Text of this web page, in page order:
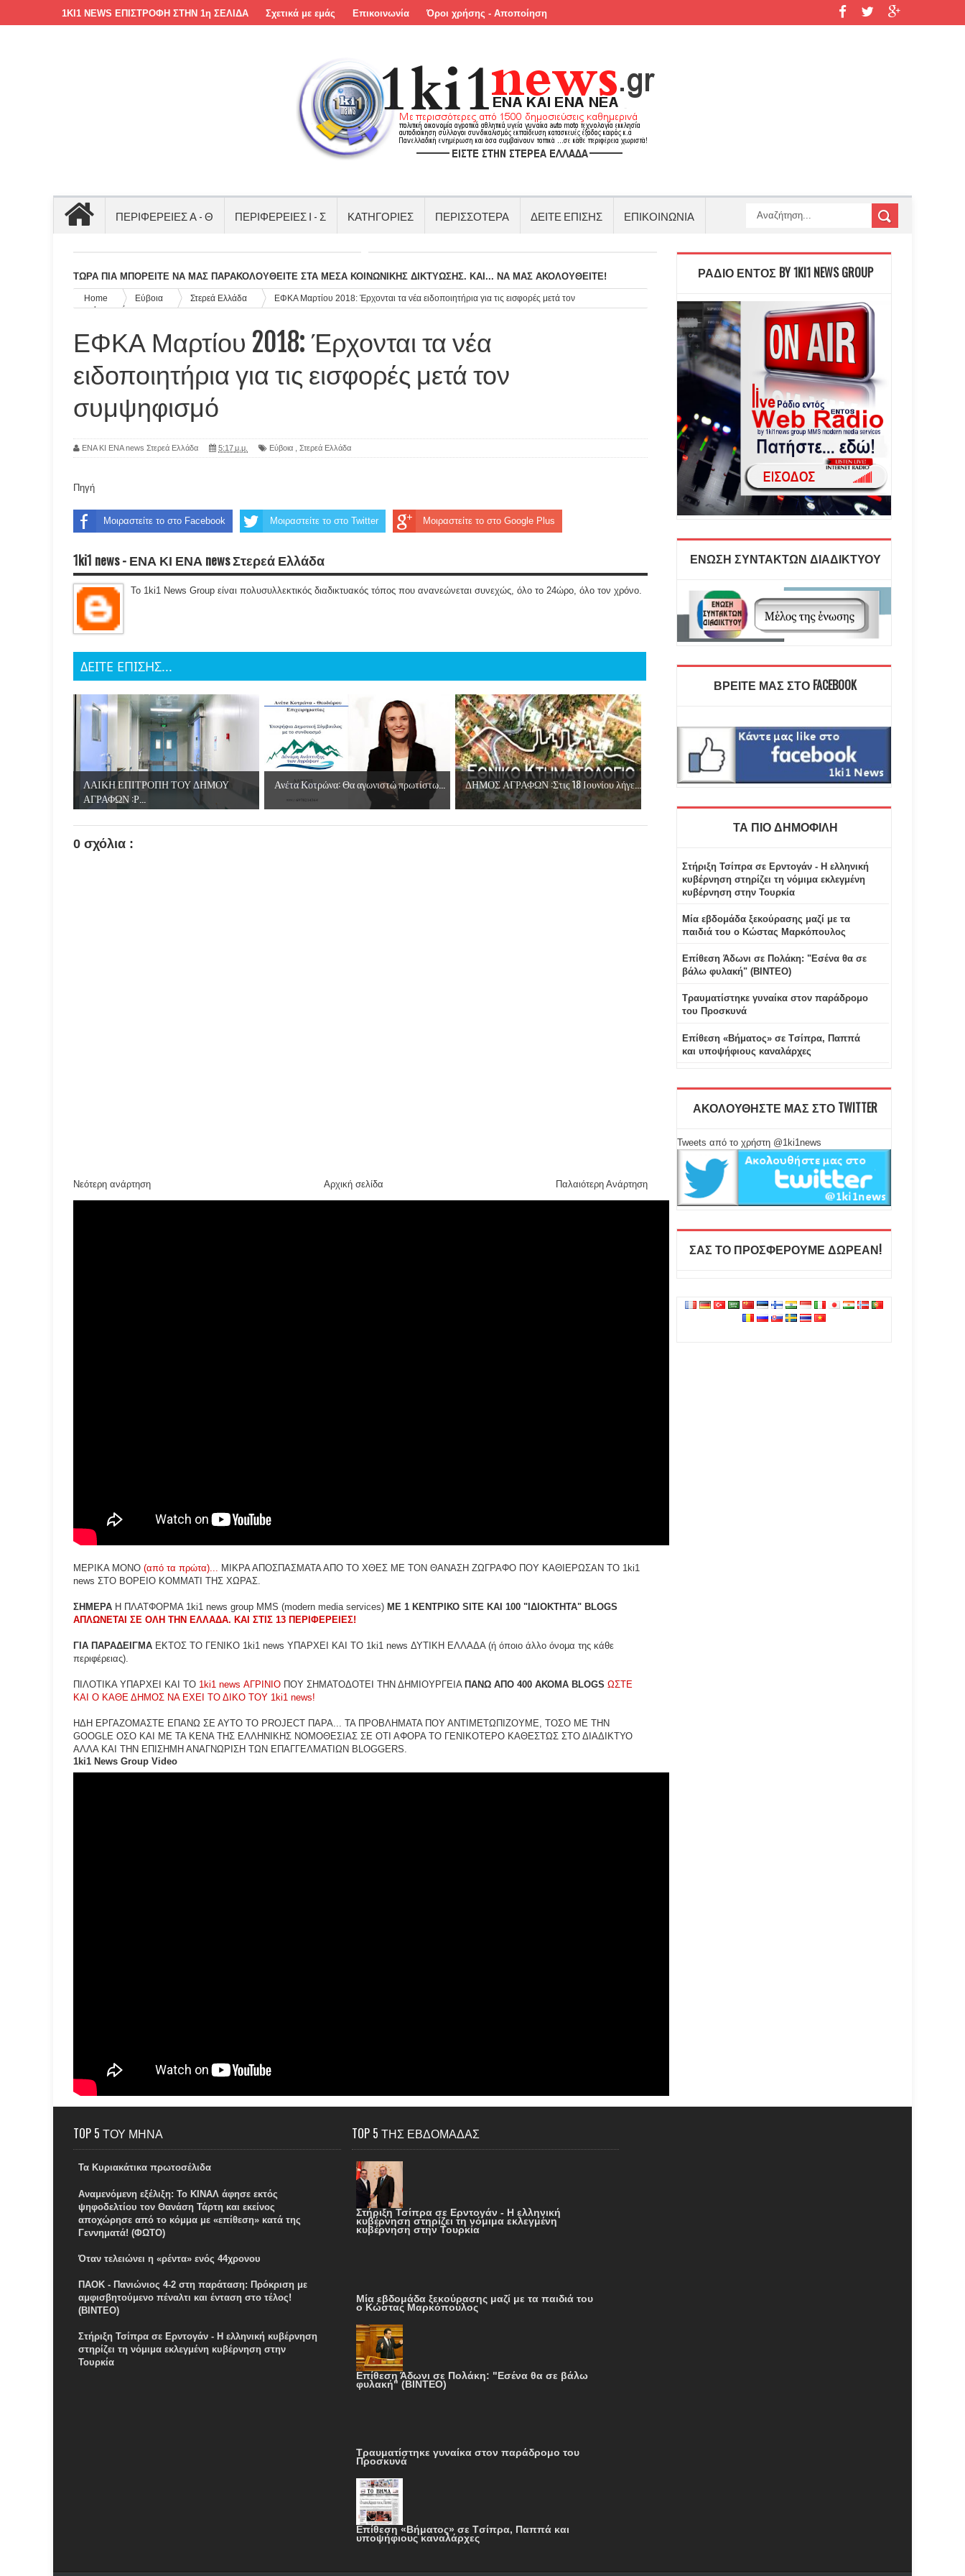
1KI1 NEWS ΕΠΙΣΤΡΟΦΗ ΣΤΗΝ 1η ΣΕΛΙΔΑ Σχετικά με εμάς Επικοινωνία Όροι χρήσης - Αποποίηση
ΠΕΡΙΦΕΡΕΙΕΣ Α - Θ ΠΕΡΙΦΕΡΕΙΕΣ Ι - Σ ΚΑΤΗΓΟΡΙΕΣ ΠΕΡΙΣΣΟΤΕΡΑ ΔΕΙΤΕ ΕΠΙΣΗΣ ΕΠΙΚΟΙΝΩΝΙΑ
ΤΩΡΑ ΠΙΑ ΜΠΟΡΕΙΤΕ ΝΑ ΜΑΣ ΠΑΡΑΚΟΛΟΥΘΕΙΤΕ ΣΤΑ ΜΕΣΑ ΚΟΙΝΩΝΙΚΗΣ ΔΙΚΤΥΩΣΗΣ. ΚΑΙ... ΝΑ ΜΑΣ ΑΚΟΛΟΥΘΕΙΤΕ!
Home Εύβοια Στερεά Ελλάδα
ΕΦΚΑ Μαρτίου 2018: Έρχονται τα νέα ειδοποιητήρια για τις εισφορές μετά τον
συμψηφισμό
ΕΦΚΑ Μαρτίου 2018: Έρχονται τα νέα
ειδοποιητήρια για τις εισφορές μετά τον
συμψηφισμό
ΕΝΑ ΚΙ ΕΝΑ news Στερεά Ελλάδα 5:17 μ.μ. Εύβοια Στερεά Ελλάδα
Πηγή
Μοιραστείτε το στο Facebook Μοιραστείτε το στο Twitter Μοιραστείτε το στο Google Plus
1ki1 news - ΕΝΑ ΚΙ ΕΝΑ news Στερεά Ελλάδα
Το 1ki1 News Group είναι πολυσυλλεκτικός διαδικτυακός τόπος που ανανεώνεται συνεχώς, όλο το 24ώρο, όλο τον χρόνο.
ΔΕΙΤΕ ΕΠΙΣΗΣ...
ΛΑΙΚΗ ΕΠΙΤΡΟΠΗ ΤΟΥ ΔΗΜΟΥ
ΑΓΡΑΦΩΝ :Ρ...
Ανέτα Κοτρώνα: Θα αγωνιστώ πρωτίστω... ΔΗΜΟΣ ΑΓΡΑΦΩΝ :Στις 18 Ιουνίου λήγε...
0 σχόλια :
Νεότερη ανάρτηση Παλαιότερη Ανάρτηση
Αρχική σελίδα
ΜΕΡΙΚΑ ΜΟΝΟ (από τα πρώτα)... ΜΙΚΡΑ ΑΠΟΣΠΑΣΜΑΤΑ ΑΠΟ ΤΟ ΧΘΕΣ ΜΕ ΤΟΝ ΘΑΝΑΣΗ ΖΩΓΡΑΦΟ ΠΟΥ ΚΑΘΙΕΡΩΣΑΝ ΤΟ 1ki1
news ΣΤΟ ΒΟΡΕΙΟ ΚΟΜΜΑΤΙ ΤΗΣ ΧΩΡΑΣ.
ΣΗΜΕΡΑ Η ΠΛΑΤΦΟΡΜΑ 1ki1 news group MMS (modern media services) ME 1 ΚΕΝΤΡΙΚΟ SITE ΚΑΙ 100 "ΙΔΙΟΚΤΗΤΑ" BLOGS
ΑΠΛΩΝΕΤΑΙ ΣΕ ΟΛΗ ΤΗΝ ΕΛΛΑΔΑ. ΚΑΙ ΣΤΙΣ 13 ΠΕΡΙΦΕΡΕΙΕΣ!
ΓΙΑ ΠΑΡΑΔΕΙΓΜΑ ΕΚΤΟΣ ΤΟ ΓΕΝΙΚΟ 1ki1 news ΥΠΑΡΧΕΙ ΚΑΙ ΤΟ 1ki1 news ΔΥΤΙΚΗ ΕΛΛΑΔΑ (ή όποιο άλλο όνομα της κάθε
περιφέρειας).
ΠΙΛΟΤΙΚΑ ΥΠΑΡΧΕΙ ΚΑΙ ΤΟ 1ki1 news ΑΓΡΙΝΙΟ ΠΟΥ ΣΗΜΑΤΟΔΟΤΕΙ ΤΗΝ ΔΗΜΙΟΥΡΓΕΙΑ ΠΑΝΩ ΑΠΟ 400 ΑΚΟΜΑ BLOGS ΩΣΤΕ
ΚΑΙ Ο ΚΑΘΕ ΔΗΜΟΣ ΝΑ ΕΧΕΙ ΤΟ ΔΙΚΟ ΤΟΥ 1ki1 news!
ΗΔΗ ΕΡΓΑΖΟΜΑΣΤΕ ΕΠΑΝΩ ΣΕ ΑΥΤΟ ΤΟ PROJECT ΠΑΡΑ... ΤΑ ΠΡΟΒΛΗΜΑΤΑ ΠΟΥ ΑΝΤΙΜΕΤΩΠΙΖΟΥΜΕ, ΤΟΣΟ ΜΕ ΤΗΝ
GOOGLE ΟΣΟ ΚΑΙ ΜΕ ΤΑ ΚΕΝΑ ΤΗΣ ΕΛΛΗΝΙΚΗΣ ΝΟΜΟΘΕΣΙΑΣ ΣΕ ΟΤΙ ΑΦΟΡΑ ΤΟ ΓΕΝΙΚΟΤΕΡΟ ΚΑΘΕΣΤΩΣ ΣΤΟ ΔΙΑΔΙΚΤΥΟ
ΑΛΛΑ ΚΑΙ ΤΗΝ ΕΠΙΣΗΜΗ ΑΝΑΓΝΩΡΙΣΗ ΤΩΝ ΕΠΑΓΓΕΛΜΑΤΙΩΝ BLOGGERS.
1ki1 News Group Video
ΡΑΔΙΟ ΕΝΤΟΣ BY 1KI1 NEWS GROUP
ΕΝΩΣΗ ΣΥΝΤΑΚΤΩΝ ΔΙΑΔΙΚΤΥΟΥ
ΒΡΕΙΤΕ ΜΑΣ ΣΤΟ FACEBOOK
ΤΑ ΠΙΟ ΔΗΜΟΦΙΛΗ
Στήριξη Τσίπρα σε Ερντογάν - Η ελληνική
κυβέρνηση στηρίζει τη νόμιμα εκλεγμένη
κυβέρνηση στην Τουρκία
Μία εβδομάδα ξεκούρασης μαζί με τα
παιδιά του ο Κώστας Μαρκόπουλος
Επίθεση Άδωνι σε Πολάκη: "Εσένα θα σε
βάλω φυλακή" (ΒΙΝΤΕΟ)
Τραυματίστηκε γυναίκα στον παράδρομο
του Προσκυνά
Επίθεση «Βήματος» σε Tσίπρα, Παππά
και υποψήφιους καναλάρχες
ΑΚΟΛΟΥΘΗΣΤΕ ΜΑΣ ΣΤΟ TWITTER
Tweets από το χρήστη @1ki1news
ΣΑΣ ΤΟ ΠΡΟΣΦΕΡΟΥΜΕ ΔΩΡΕΑΝ!
TOP 5 ΤΟΥ ΜΗΝΑ
Τα Κυριακάτικα πρωτοσέλιδα
Αναμενόμενη εξέλιξη: Το ΚΙΝΑΛ άφησε εκτός
ψηφοδελτίου τον Θανάση Τάρτη και εκείνος
αποχώρησε από το κόμμα με «επίθεση» κατά της
Γεννηματά! (ΦΩΤΟ)
Όταν τελειώνει η «ρέντα» ενός 44χρονου
ΠΑΟΚ - Πανιώνιος 4-2 στη παράταση: Πρόκριση με
αμφισβητούμενο πέναλτι και ένταση στο τέλος!
(ΒΙΝΤΕΟ)
Στήριξη Τσίπρα σε Ερντογάν - Η ελληνική κυβέρνηση
στηρίζει τη νόμιμα εκλεγμένη κυβέρνηση στην
Τουρκία
TOP 5 ΤΗΣ ΕΒΔΟΜΑΔΑΣ
Στήριξη Τσίπρα σε Ερντογάν - Η ελληνική
κυβέρνηση στηρίζει τη νόμιμα εκλεγμένη
κυβέρνηση στην Τουρκία
Μία εβδομάδα ξεκούρασης μαζί με τα παιδιά του
ο Κώστας Μαρκόπουλος
Επίθεση Άδωνι σε Πολάκη: "Εσένα θα σε βάλω
φυλακή" (ΒΙΝΤΕΟ)
Τραυματίστηκε γυναίκα στον παράδρομο του
Προσκυνά
Επίθεση «Βήματος» σε Tσίπρα, Παππά και
υποψήφιους καναλάρχες